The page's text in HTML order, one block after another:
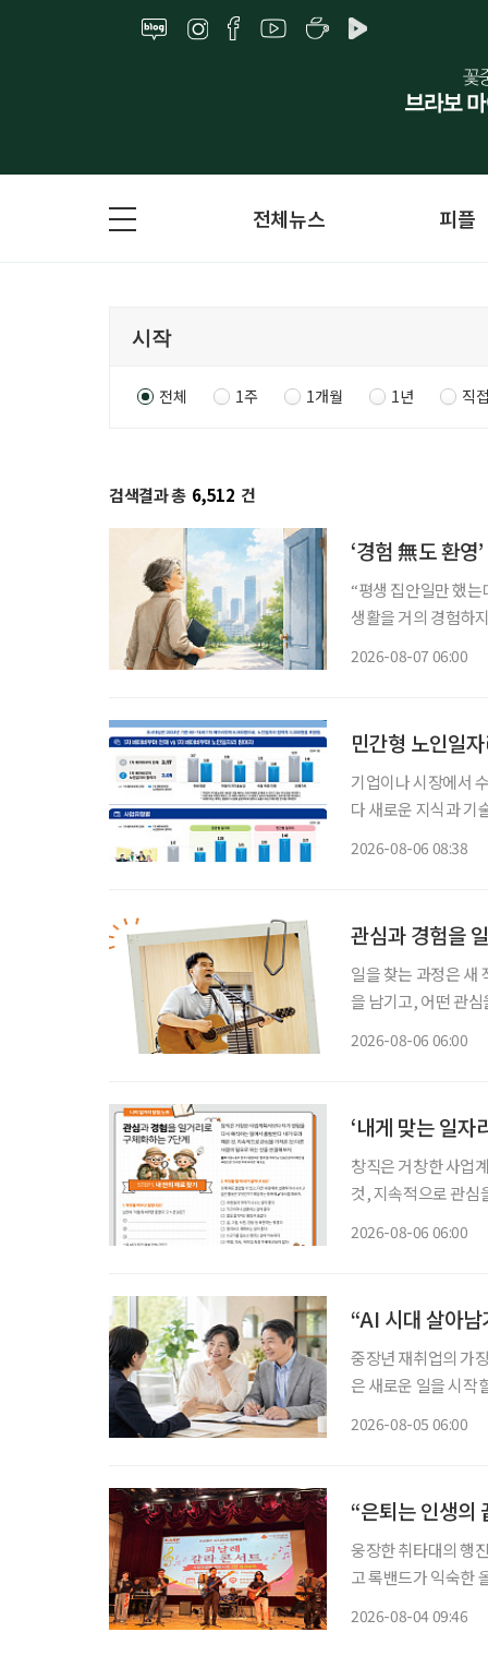
전체뉴스 피플
전체 1주 1개월 1년 직
검색결과 총 6,512 건
‘경험 無도 환영
“평생 집안일만 했
생활을 거의 경험하
2026-08-07 06:00
민간형 노인일
기업이나 시장에서
다 새로운 지식과 기
2026-08-06 08:38
관심과 경험을
일을 찾는 과정은 새
을 남기고, 어떤 관
2026-08-06 06:00
‘내게 맞는 일자
창직은 거창한 사업
것, 지속적으로 관심을
2026-08-06 06:00
“AI 시대 살아
중장년 재취업의 가
은 새로운 일을 시작
2026-08-05 06:00
“은퇴는 인생의
웅장한 취타대의 행
고 록밴드가 익숙한
2026-08-04 09:46